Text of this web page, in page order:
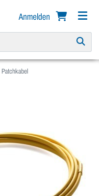
Anmelden
Patchkabel